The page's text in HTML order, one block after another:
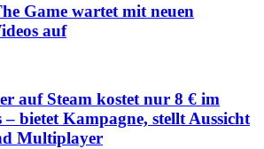
Game wartet mit neuen
auf
auf Steam kostet nur 8 € im
– bietet Kampagne, stellt Aussicht
Multiplayer